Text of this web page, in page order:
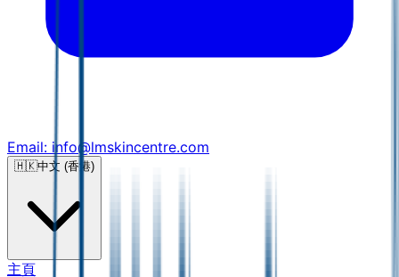
Email: info@lmskincentre.com
🇭🇰中文 (香港)
主頁